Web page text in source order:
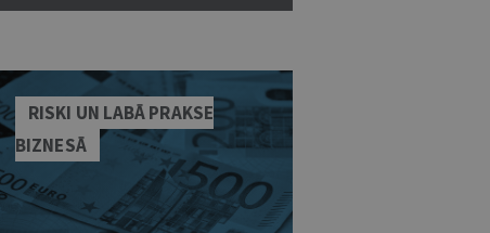
RISKI UN LABĀ PRAKSE
BIZNESĀ